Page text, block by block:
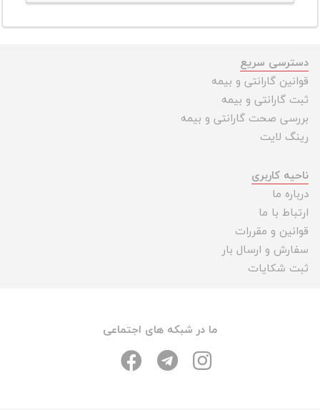
دسترسی سریع
قوانین گارانتی و بیمه
ثبت گارانتی و بیمه
بررسی صحت گارانتی و بیمه
رینگ لایت
ناحیه کاربری
درباره ما
ارتباط با ما
قوانین و مقررات
سفارش و ارسال بار
ثبت شکایات
ما در شبکه های اجتماعی